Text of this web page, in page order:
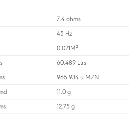
7.4 ohms
45 Hz
0.021M²
60.489 Ltrs
965.934 u M/N
11.0 g
12.75 g